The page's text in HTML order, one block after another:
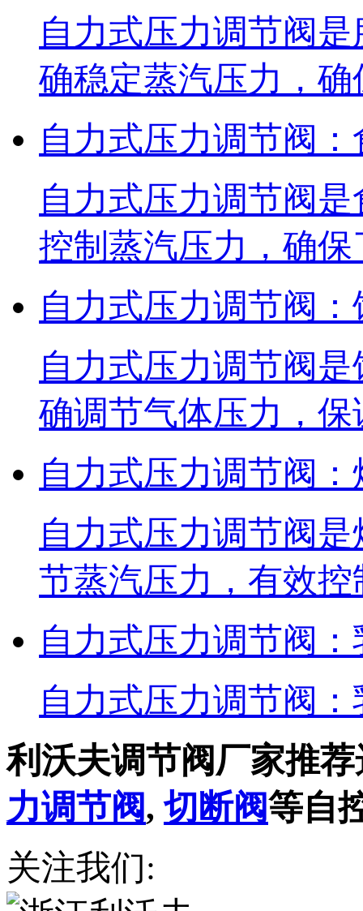
自力式压力调节阀
确稳定蒸汽压力，
自力式压力调节阀
自力式压力调节阀
控制蒸汽压力，确
自力式压力调节阀
自力式压力调节阀
确调节气体压力，
自力式压力调节阀
自力式压力调节阀
节蒸汽压力，有效
自力式压力调节阀
自力式压力调节阀
利沃夫调节阀厂家推
力调节阀,切断阀等自
关注我们: